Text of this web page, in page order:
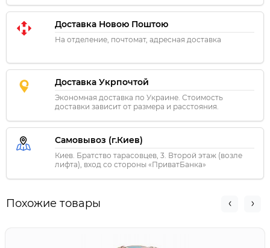
Доставка Новою Поштою
На отделение, почтомат, адресная доставка
Доставка Укрпочтой
Экономная доставка по Украине. Стоимость
доставки зависит от размера и расстояния.
Самовывоз (г.Киев)
Киев. Братство тарасовцев, 3. Второй этаж (возле
лифта), вход со стороны «ПриватБанка»
Похожие товары